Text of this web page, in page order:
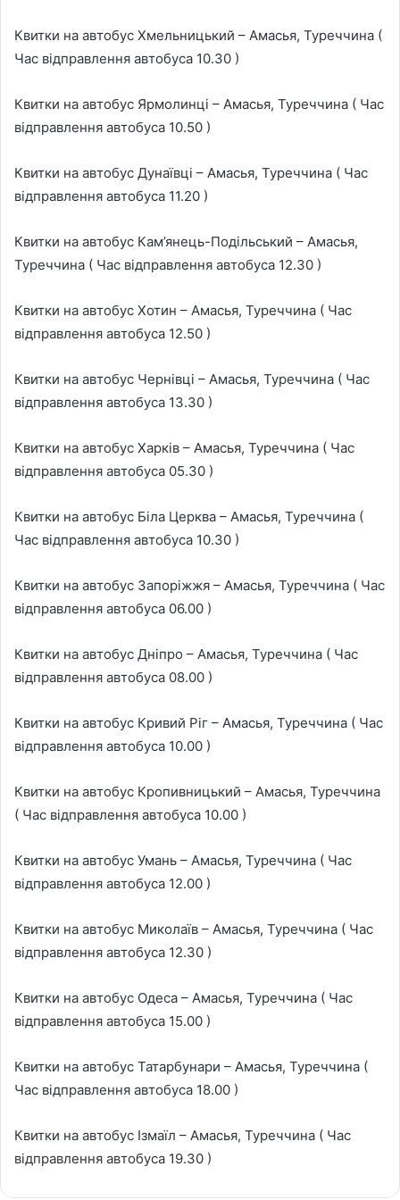
Квитки на автобус Хмельницький – Амасья, Туреччина (
Час відправлення автобуса 10.30 )
Квитки на автобус Ярмолинці – Амасья, Туреччина ( Час
відправлення автобуса 10.50 )
Квитки на автобус Дунаївці – Амасья, Туреччина ( Час
відправлення автобуса 11.20 )
Квитки на автобус Кам’янець-Подільський – Амасья,
Туреччина ( Час відправлення автобуса 12.30 )
Квитки на автобус Хотин – Амасья, Туреччина ( Час
відправлення автобуса 12.50 )
Квитки на автобус Чернівці – Амасья, Туреччина ( Час
відправлення автобуса 13.30 )
Квитки на автобус Харків – Амасья, Туреччина ( Час
відправлення автобуса 05.30 )
Квитки на автобус Біла Церква – Амасья, Туреччина (
Час відправлення автобуса 10.30 )
Квитки на автобус Запоріжжя – Амасья, Туреччина ( Час
відправлення автобуса 06.00 )
Квитки на автобус Дніпро – Амасья, Туреччина ( Час
відправлення автобуса 08.00 )
Квитки на автобус Кривий Ріг – Амасья, Туреччина ( Час
відправлення автобуса 10.00 )
Квитки на автобус Кропивницький – Амасья, Туреччина
( Час відправлення автобуса 10.00 )
Квитки на автобус Умань – Амасья, Туреччина ( Час
відправлення автобуса 12.00 )
Квитки на автобус Миколаїв – Амасья, Туреччина ( Час
відправлення автобуса 12.30 )
Квитки на автобус Одеса – Амасья, Туреччина ( Час
відправлення автобуса 15.00 )
Квитки на автобус Татарбунари – Амасья, Туреччина (
Час відправлення автобуса 18.00 )
Квитки на автобус Ізмаїл – Амасья, Туреччина ( Час
відправлення автобуса 19.30 )